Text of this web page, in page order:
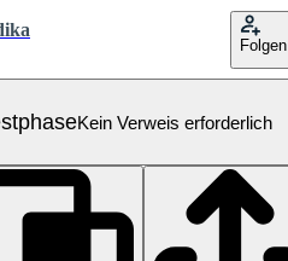
Folgen
Kein Verweis erforderlich